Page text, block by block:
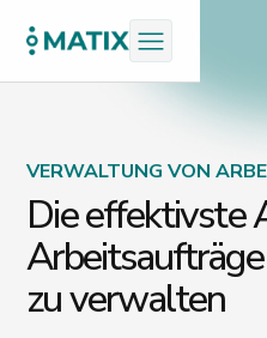
VERWALTUNG VON
Die effektivste
zu verwalten